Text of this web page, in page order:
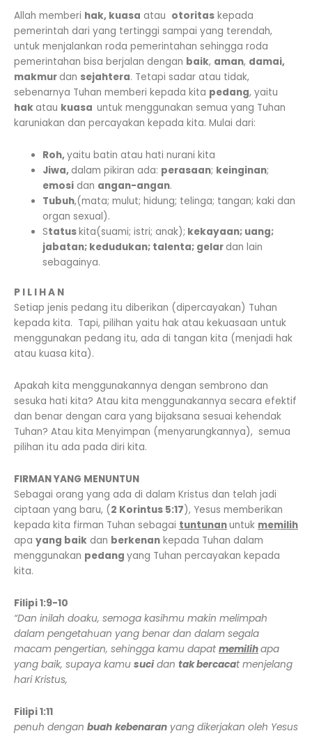
Allah memberi hak, kuasa atau otoritas kepada
pemerintah dari yang tertinggi sampai yang terendah,
untuk menjalankan roda pemerintahan sehingga roda
pemerintahan bisa berjalan dengan baik, aman, damai,
makmur dan sejahtera. Tetapi sadar atau tidak,
sebenarnya Tuhan memberi kepada kita pedang, yaitu
hak atau kuasa untuk menggunakan semua yang Tuhan
karuniakan dan percayakan kepada kita. Mulai dari:
Roh,yaitu batin atau hati nurani kita
Jiwa, dalam pikiran ada: perasaan; keinginan;
emosi dan angan-angan.
Tubuh,(mata; mulut; hidung; telinga; tangan; kaki dan
organ sexual).
Statuskita(suami; istri; anak); kekayaan; uang;
jabatan; kedudukan; talenta; gelar dan lain
sebagainya.
P I L I H A N
Setiap jenis pedang itu diberikan (dipercayakan) Tuhan
kepada kita. Tapi, pilihan yaitu hak atau kekuasaan untuk
menggunakan pedang itu, ada di tangan kita (menjadi hak
atau kuasa kita).
Apakah kita menggunakannya dengan sembrono dan
sesuka hati kita? Atau kita menggunakannya secara efektif
dan benar dengan cara yang bijaksana sesuai kehendak
Tuhan? Atau kita Menyimpan (menyarungkannya), semua
pilihan itu ada pada diri kita.
FIRMAN YANG MENUNTUN
Sebagai orang yang ada di dalam Kristus dan telah jadi
ciptaan yang baru, (2 Korintus 5:17), Yesus memberikan
kepada kita firman Tuhan sebagai tuntunanuntuk memilih
apa yang baik dan berkenan kepada Tuhan dalam
menggunakan pedang yang Tuhan percayakan kepada
kita.
Filipi 1:9-10
“Dan inilah doaku, semoga kasihmu makin melimpah
dalam pengetahuan yang benar dan dalam segala
macam pengertian, sehingga kamu dapat memilihapa
yang baik, supaya kamu sucidan tak bercacat menjelang
hari Kristus,
Filipi 1:11
penuh dengan buah kebenaran yang dikerjakan oleh Yesus